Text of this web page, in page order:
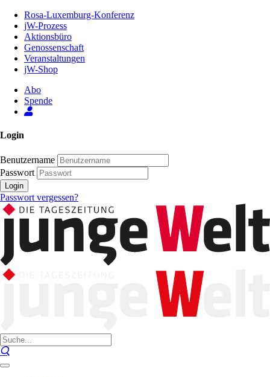
Inhalt
Seite
Rosa-Luxemburg-Konferenz
jW-Prozess
Aktionsbüro
Genossenschaft
Veranstaltungen
jW-Shop
Abo
Spende
Login
Benutzername
Passwort
Login
Passwort vergessen?